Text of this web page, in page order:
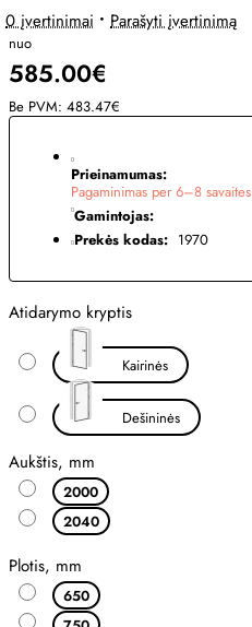
0 įvertinimai • Parašyti įvertinimą
nuo
585.00€
Be PVM: 483.47€
Prieinamumas:
Pagaminimas per 6–8 savaites
Gamintojas:
Prekės kodas: 1970
Atidarymo kryptis
Kairinės
Dešininės
Aukštis, mm
2000
2040
Plotis, mm
650